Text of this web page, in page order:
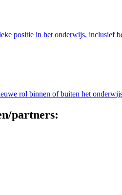
positie in het onderwijs, inclusief
rol binnen of buiten het
partners: